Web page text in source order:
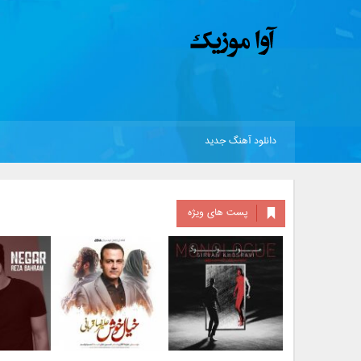
دانلود آهنگ جدید
پست های ویژه